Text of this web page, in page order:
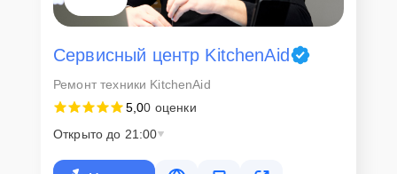
Скорость диагностики и
ремонта
Наша компания ценит время клиентов и понимает важность
оперативного решения любых вопросов. В среднем, ремонт
клиент сможет забрать свой гаджет в этот же день. При
Сервисный центр KitchenAid
Ремонт техники KitchenAid
5,00 оценки
Открыто до 21:00